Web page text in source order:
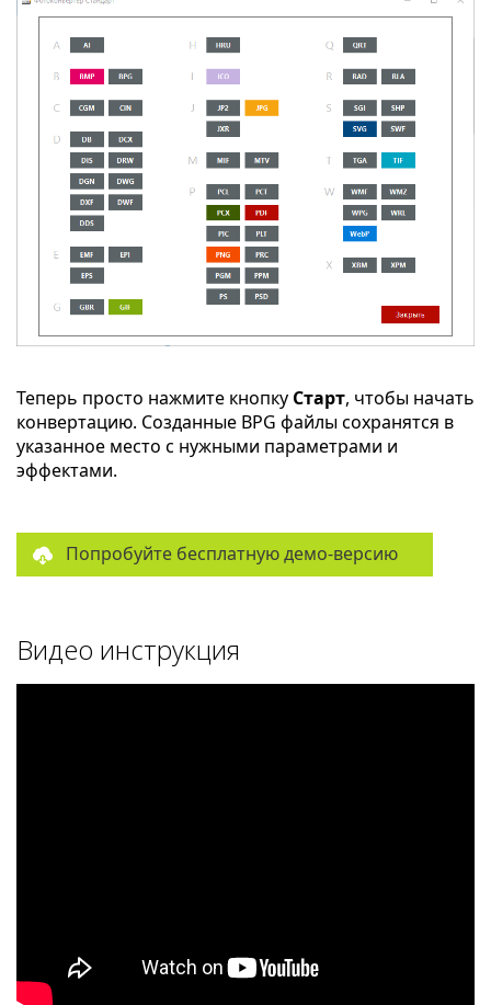
Теперь просто нажмите кнопку Старт, чтобы начать
конвертацию. Созданные BPG файлы сохранятся в
указанное место с нужными параметрами и
эффектами.
Попробуйте бесплатную демо-версию
Видео инструкция